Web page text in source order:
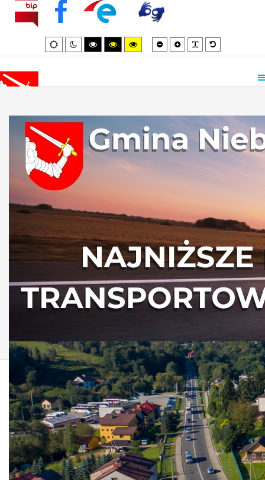
Default
mode
Night
mode
High
contrast
High
contrast
High
contrast
Smaller
font
Larger
font
Default
font
AKTUALNOŚCI Z
GMINY NIEBYLEC
Życzenia na Wakacje